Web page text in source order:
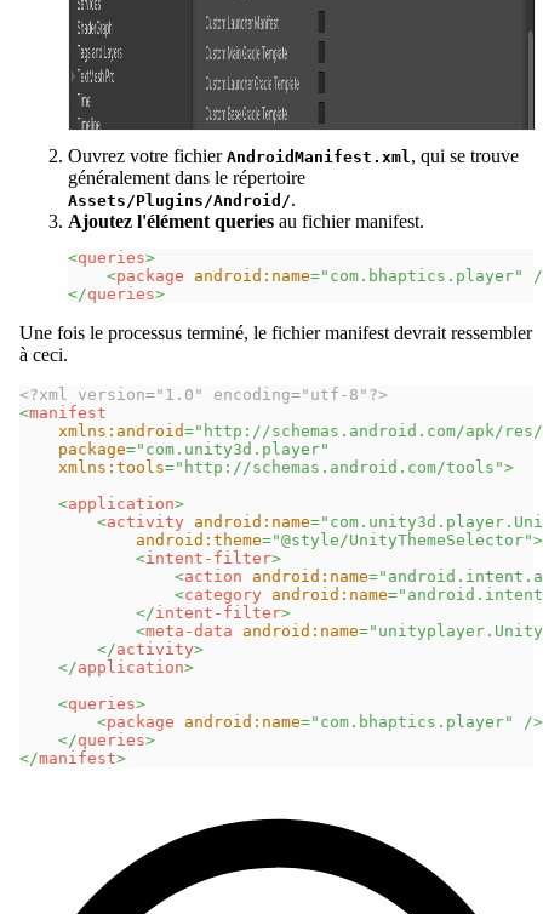
Ouvrez votre fichier AndroidManifest.xml, qui se trouve
généralement dans le répertoire
Assets/Plugins/Android/.
Ajoutez l'élément queries au fichier manifest.
<queries>
<package android: name=" com.bhaptics.player"
/
</queries>
Une fois le processus terminé, le fichier manifest devrait ressembler
à ceci.
<?xml version="1.0" encoding="utf-8"?>
<manifest
xmlns: android=" http://schemas.android.com/apk/
package=" com.unity3d.player"
xmlns: tools=" http://schemas.android.com/tools ">
<application>
<activity android: name="
android: theme="@style/UnityThemeSelector">
<intent-filter>
<action android: name="
<category android: name="
</intent-filter>
<meta-data android: name="
</activity>
</application>
<queries>
<package android: name=" com.bhaptics.player"
/>
</queries>
</manifest>